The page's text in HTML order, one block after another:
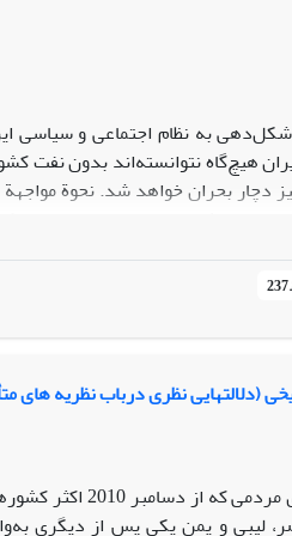
به نظام اجتماعی و سیاسی
هیچ‌گاه نتوانسته‌اند بدون نفت
دچار بحران خواهد شد. نحوة
برای اثبات این‌مدعا، در این
روان‌شناختی ماروین زونیس به
او در رژیم، طبیعتاً ویژگی‌های
نظریة زونیس، دو رکن از چهار رکن
متکی بر شخصِ شاه، بحران‌های نفتیِ
(دلالتهایی نظری درباب نظریه های
دسامبر 2010 اکثر کشورهای عربی را در برگرفت از رخدادهای نادر تاریخی محسوب می
لیبی و یمن یکی پس از دیگری به